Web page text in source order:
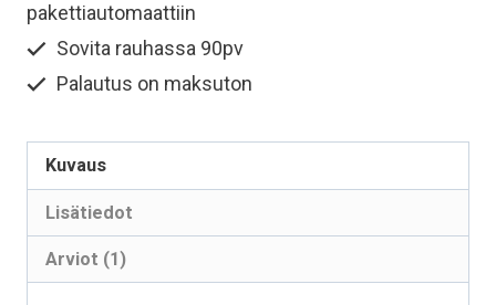
pakettiautomaattiin
Sovita rauhassa 90pv
Palautus on maksuton
Kuvaus
Lisätiedot
Arviot (1)